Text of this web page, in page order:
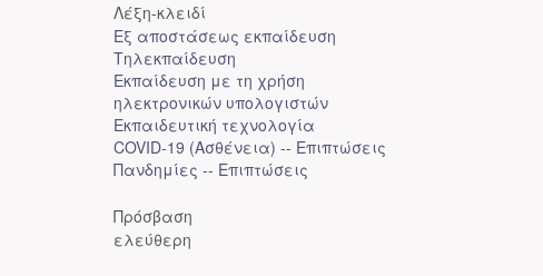
Λέξη-κλειδί
Εξ αποστάσεως εκπαίδευση
Τηλεκπαίδευση
Εκπαίδευση με τη χρήση
ηλεκτρονικών υπολογιστών
Εκπαιδευτική τεχνολογία
COVID-19 (Ασθένεια) -- Επιπτώσεις
Πανδημίες -- Επιπτώσεις
Πρόσβαση
ελεύθερη